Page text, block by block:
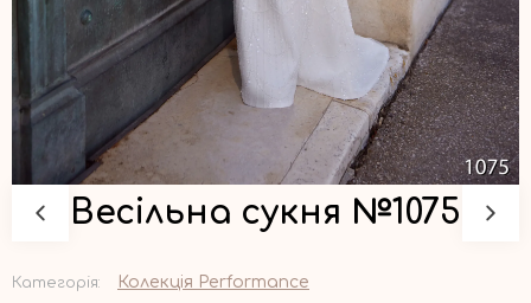
Весільна сукня №1075
Категорія: Колекція Performance